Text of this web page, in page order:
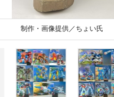
制作・画像提供／ちょい氏